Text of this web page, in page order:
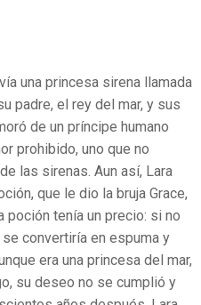
una princesa sirena llamada
padre, el rey del mar, y sus
de un príncipe humano
prohibido, uno que no
las sirenas. Aun así, Lara
que le dio la bruja Grace,
poción tenía un precio: si no
convertiría en espuma y
era una princesa del mar,
su deseo no se cumplió y